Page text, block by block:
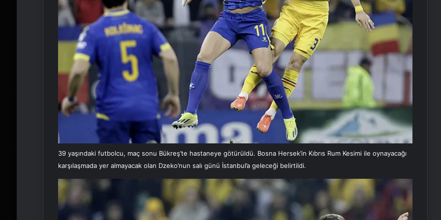
39 yaşındaki futbolcu, maç sonu Bükreş’te hastaneye götürüldü. Bosna Hersek’in Kıbrıs Rum Kesimi ile oynayacağı
karşılaşmada yer almayacak olan Dzeko’nun salı günü İstanbul’a geleceği belirtildi.